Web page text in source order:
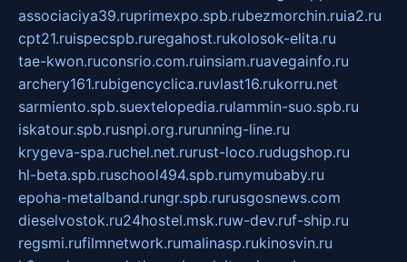
associaciya39.ruprimexpo.spb.rubezmorchin.ruia2.ru
cpt21.ruispecspb.ruregahost.rukolosok-elita.ru
tae-kwon.ruconsrio.com.ruinsiam.ruavegainfo.ru
archery161.rubigencyclica.ruvlast16.rukorru.net
sarmiento.spb.suextelopedia.rulammin-suo.spb.ru
iskatour.spb.rusnpi.org.rurunning-line.ru
krygeva-spa.ruchel.net.rurust-loco.rudugshop.ru
hl-beta.spb.ruschool494.spb.rumymubaby.ru
epoha-metalband.rungr.spb.rurusgosnews.com
dieselvostok.ru24hostel.msk.ruw-dev.ruf-ship.ru
regsmi.rufilmnetwork.rumalinasp.rukinosvin.ru